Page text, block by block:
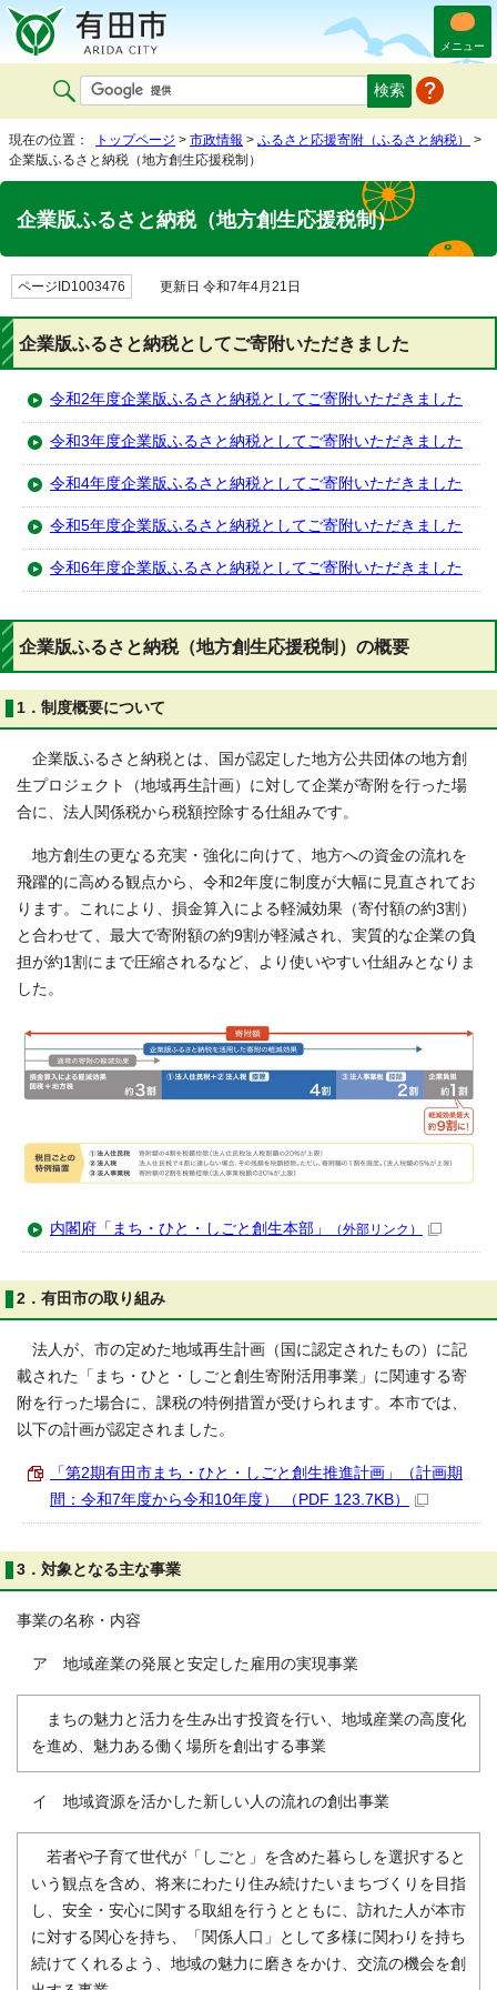
メニュー
現在の位置： トップページ > 市政情報 > ふるさと応援寄附（ふるさと納税）
>
企業版ふるさと納税（地方創生応援税制）
企業版ふるさと納税（地方創生応援税制）
ページID1003476 更新日 令和7年4月21日
企業版ふるさと納税としてご寄附いただきました
令和2年度企業版ふるさと納税としてご寄附いただきました
令和3年度企業版ふるさと納税としてご寄附いただきました
令和4年度企業版ふるさと納税としてご寄附いただきました
令和5年度企業版ふるさと納税としてご寄附いただきました
令和6年度企業版ふるさと納税としてご寄附いただきました
企業版ふるさと納税（地方創生応援税制）の概要
1．制度概要について
企業版ふるさと納税とは、国が認定した地方公共団体の地方創
生プロジェクト（地域再生計画）に対して企業が寄附を行った場
合に、法人関係税から税額控除する仕組みです。
地方創生の更なる充実・強化に向けて、地方への資金の流れを
飛躍的に高める観点から、令和2年度に制度が大幅に見直されてお
ります。これにより、損金算入による軽減効果（寄付額の約3割）
と合わせて、最大で寄附額の約9割が軽減され、実質的な企業の負
担が約1割にまで圧縮されるなど、より使いやすい仕組みとなりま
した。
内閣府「まち・ひと・しごと創生本部」 （外部リンク）
2．有田市の取り組み
法人が、市の定めた地域再生計画（国に認定されたもの）に記
載された「まち・ひと・しごと創生寄附活用事業」に関連する寄
附を行った場合に、課税の特例措置が受けられます。本市では、
以下の計画が認定されました。
「第2期有田市まち・ひと・しごと創生推進計画」（計画期
間：令和7年度から令和10年度） （PDF 123.7KB）
3．対象となる主な事業
事業の名称・内容
ア 地域産業の発展と安定した雇用の実現事業
まちの魅力と活力を生み出す投資を行い、地域産業の高度化
を進め、魅力ある働く場所を創出する事業
イ 地域資源を活かした新しい人の流れの創出事業
若者や子育て世代が「しごと」を含めた暮らしを選択すると
いう観点を含め、将来にわたり住み続けたいまちづくりを目指
し、安全・安心に関する取組を行うとともに、訪れた人が本市
に対する関心を持ち、「関係人口」として多様に関わりを持ち
続けてくれるよう、地域の魅力に磨きをかけ、交流の機会を創